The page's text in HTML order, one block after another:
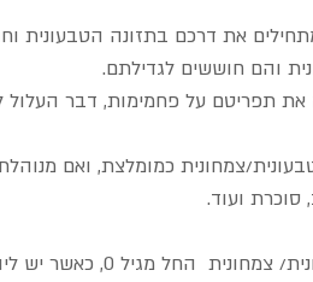
את דרכם בתזונה הטבעונית
והם חוששים לגדילתם.
תפריטם על פחמימות, דבר העלול
צמחונית כמומלצת, ואם מנוהלת
סוכרת ועוד.
אתחיל בהרגעה כללית- ניתן ורצוי להתחיל בתזונה